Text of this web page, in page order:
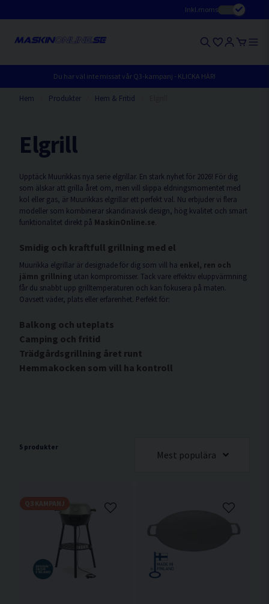
Inkl.moms
Du har väl inte missat vår Q3-kampanj - KLICKA HÄR!
Hem Produkter Hem & Fritid
Elgrill
Upptäck Muurikkas nya serie elgrillar. En stark nyhet för 2026! För dig
som älskar att grilla året om, men vill slippa eldningsmomentet med
kol eller gas, är Muurikkas elgrillar ett perfekt val. Nu erbjuder vi flera
modeller som kombinerar skandinavisk design, hög kvalitet och smart
funktionalitet direkt på MaskinOnline.se
Smidig och kraftfull grillning med el
Muurikka elgrillar är designade för dig som vill ha enkel, ren och
jämn grillning utan kompromisser. Tack vare effektiv eluppvärmning
får du snabbt upp grilltemperaturen och kan fokusera på maten.
Oavsett väder, plats eller erfarenhet. Perfekt för:
Balkong och uteplats
Camping och fritid
Trädgårdsgrillning året runt
Hemmakocken som vill ha kontroll
5 produkter
Mest populära
Q3 KAMPANJ